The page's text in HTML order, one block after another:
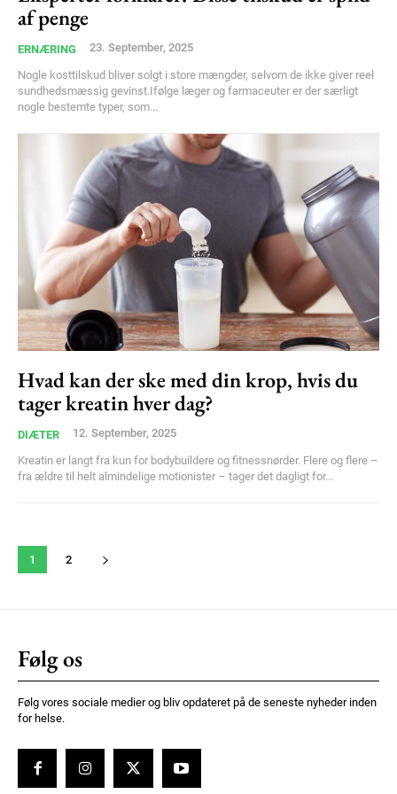
af penge
ERNÆRING 23. September, 2025
Nogle kosttilskud bliver solgt i store mængder, selvom de ikke giver reel
sundhedsmæssig gevinst.Ifølge læger og farmaceuter er der særligt
nogle bestemte typer, som...
Hvad kan der ske med din krop, hvis du
tager kreatin hver dag?
DIÆTER 12. September, 2025
Kreatin er langt fra kun for bodybuildere og fitnessnørder. Flere og flere –
fra ældre til helt almindelige motionister – tager det dagligt for...
1 2
Følg os
Følg vores sociale medier og bliv opdateret på de seneste nyheder inden
for helse.